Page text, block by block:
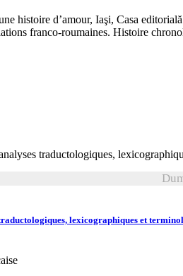
histoire d’amour, Iaşi, Casa
franco-roumaines. Histoire
lexicographiques et